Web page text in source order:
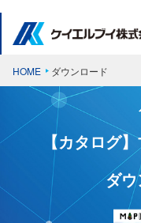
HOME ダウンロード
【カタログ
ダ